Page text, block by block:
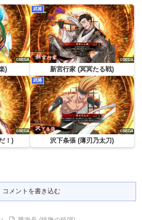
)
武将
新宮行家 (冥冥たる戦)
！)
武将
沢下条張 (薄刃乃太刀)
コメントを書き込む